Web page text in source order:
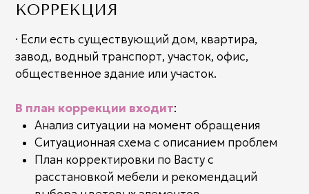
благоприятный периметр по многим
показателям, включая дату рождения хозяев.
Спецификация дверных и оконных проемов
Необходимые разрезы
Поэтажный план
Рекомендации по вводу коммуникаций
Трехмерная визуализация
Мухурта – благоприятное время для начала
строительства
Стоимость 850 ₽ кв.м